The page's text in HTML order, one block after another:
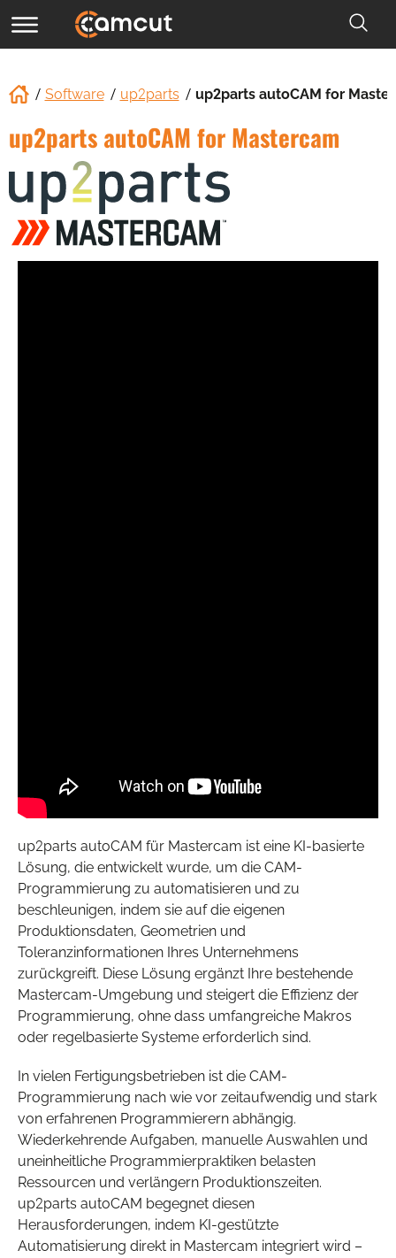
Software up2parts up2parts autoCAM for
up2parts autoCAM for Mastercam
up2parts autoCAM für Mastercam ist eine KI-basierte
Lösung, die entwickelt wurde, um die CAM-
Programmierung zu automatisieren und zu
beschleunigen, indem sie auf die eigenen
Produktionsdaten, Geometrien und
Toleranzinformationen Ihres Unternehmens
zurückgreift. Diese Lösung ergänzt Ihre bestehende
Mastercam-Umgebung und steigert die Effizienz der
Programmierung, ohne dass umfangreiche Makros
oder regelbasierte Systeme erforderlich sind.
In vielen Fertigungsbetrieben ist die CAM-
Programmierung nach wie vor zeitaufwendig und stark
von erfahrenen Programmierern abhängig.
Wiederkehrende Aufgaben, manuelle Auswahlen und
uneinheitliche Programmierpraktiken belasten
Ressourcen und verlängern Produktionszeiten.
up2parts autoCAM begegnet diesen
Herausforderungen, indem KI-gestützte
Automatisierung direkt in Mastercam integriert wird –